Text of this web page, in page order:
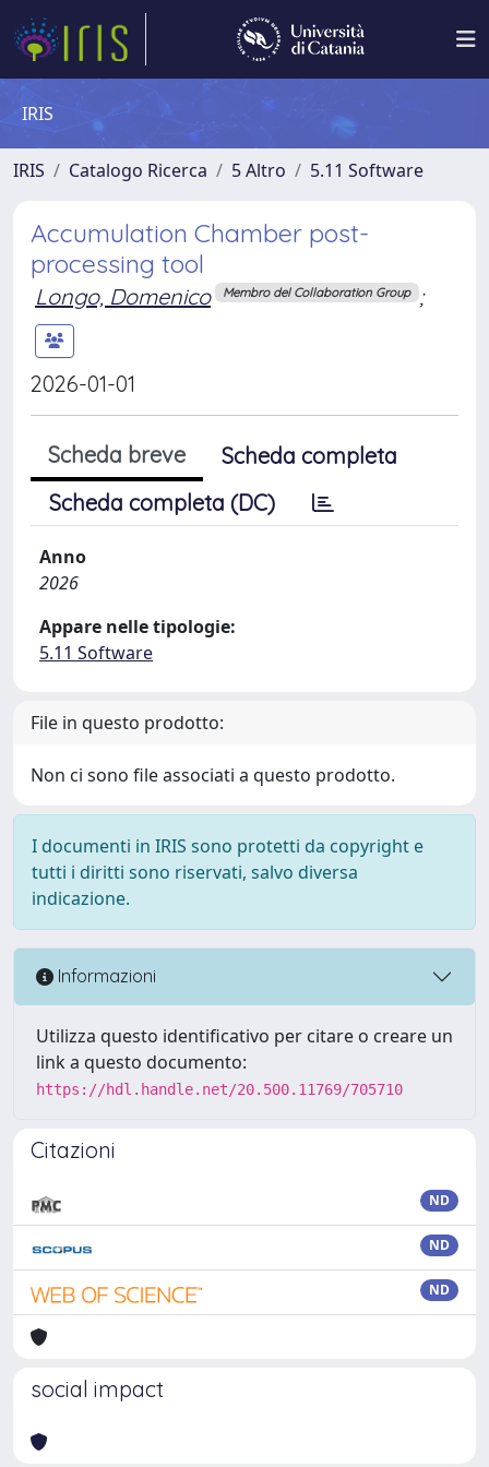
IRIS
IRIS Catalogo Ricerca 5 Altro 5.11 Software
Accumulation Chamber post-
processing tool
Longo, Domenico Membro del Collaboration Group ;
2026-01-01
Scheda breve
Scheda completa
Scheda completa (DC)
Anno
2026
Appare nelle tipologie:
5.11 Software
File in questo prodotto:
Non ci sono file associati a questo prodotto.
I documenti in IRIS sono protetti da copyright e
tutti i diritti sono riservati, salvo diversa
indicazione.
Informazioni
Utilizza questo identificativo per citare o creare un
link a questo documento:
https://hdl.handle.net/20.500.11769/705710
Citazioni
ND
ND
ND
social impact